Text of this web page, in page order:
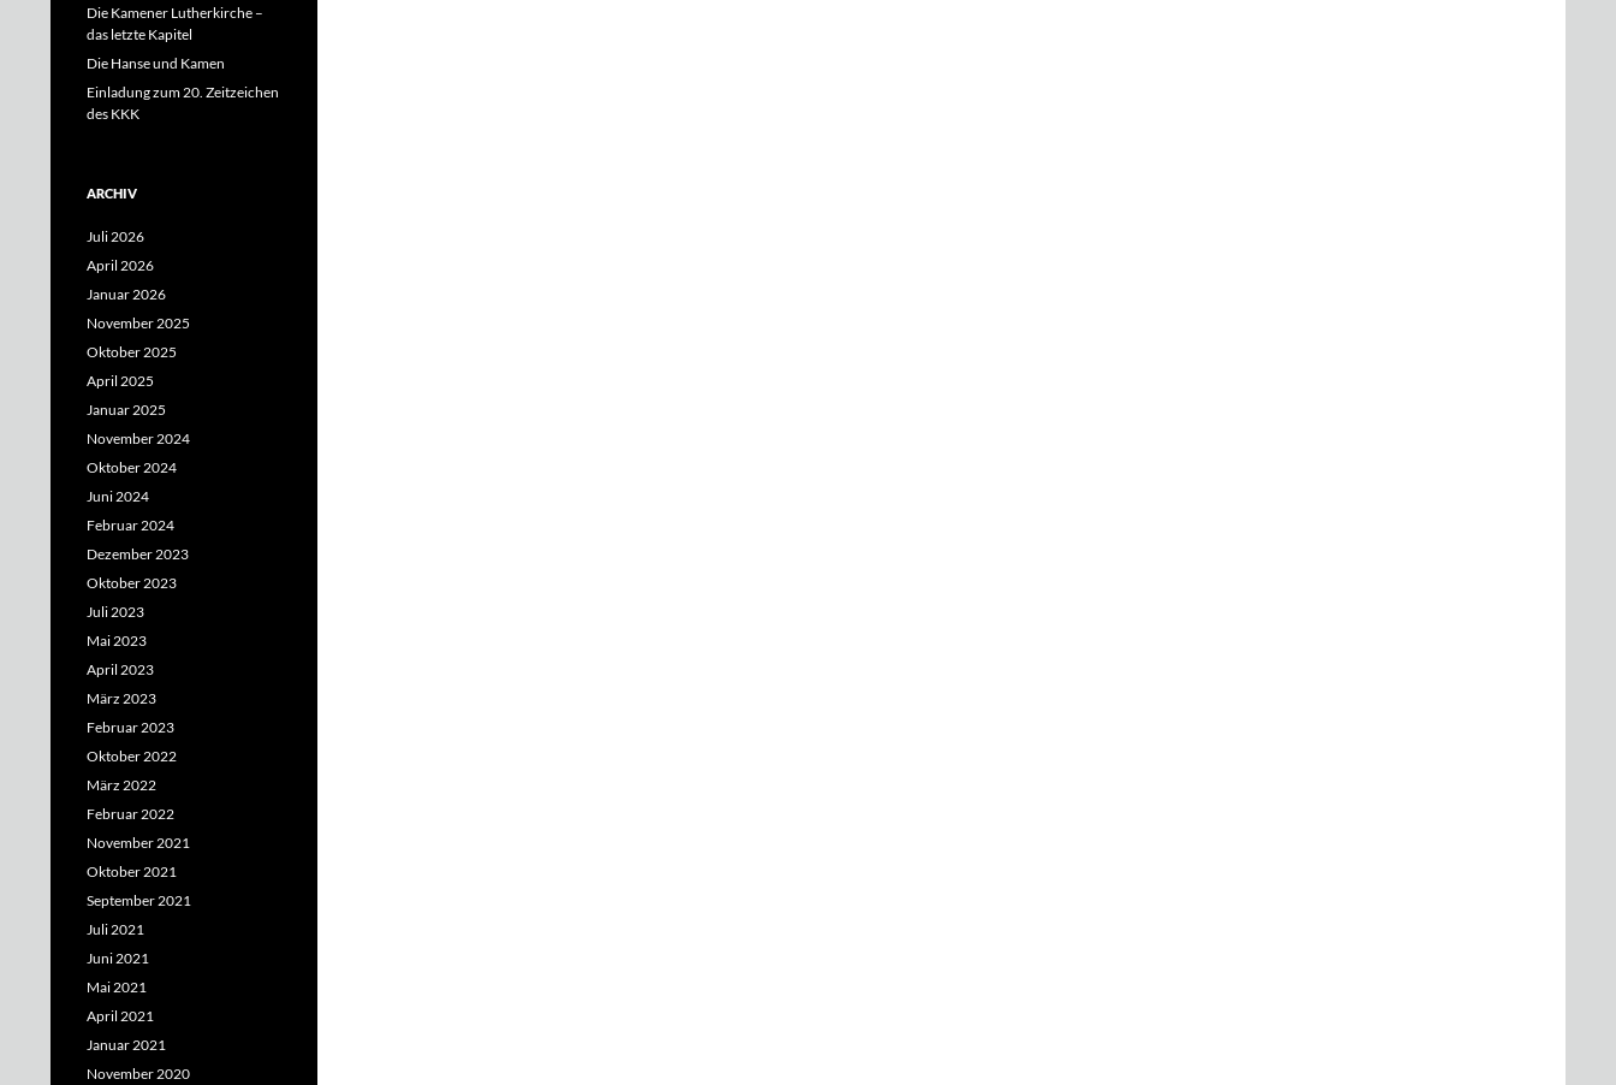
Die Kamener Lutherkirche –
das letzte Kapitel
Die Hanse und Kamen
Einladung zum 20. Zeitzeichen
des KKK
ARCHIV
Juli 2026
April 2026
Januar 2026
November 2025
Oktober 2025
April 2025
Januar 2025
November 2024
Oktober 2024
Juni 2024
Februar 2024
Dezember 2023
Oktober 2023
Juli 2023
Mai 2023
April 2023
März 2023
Februar 2023
Oktober 2022
März 2022
Februar 2022
November 2021
Oktober 2021
September 2021
Juli 2021
Juni 2021
Mai 2021
April 2021
Januar 2021
November 2020